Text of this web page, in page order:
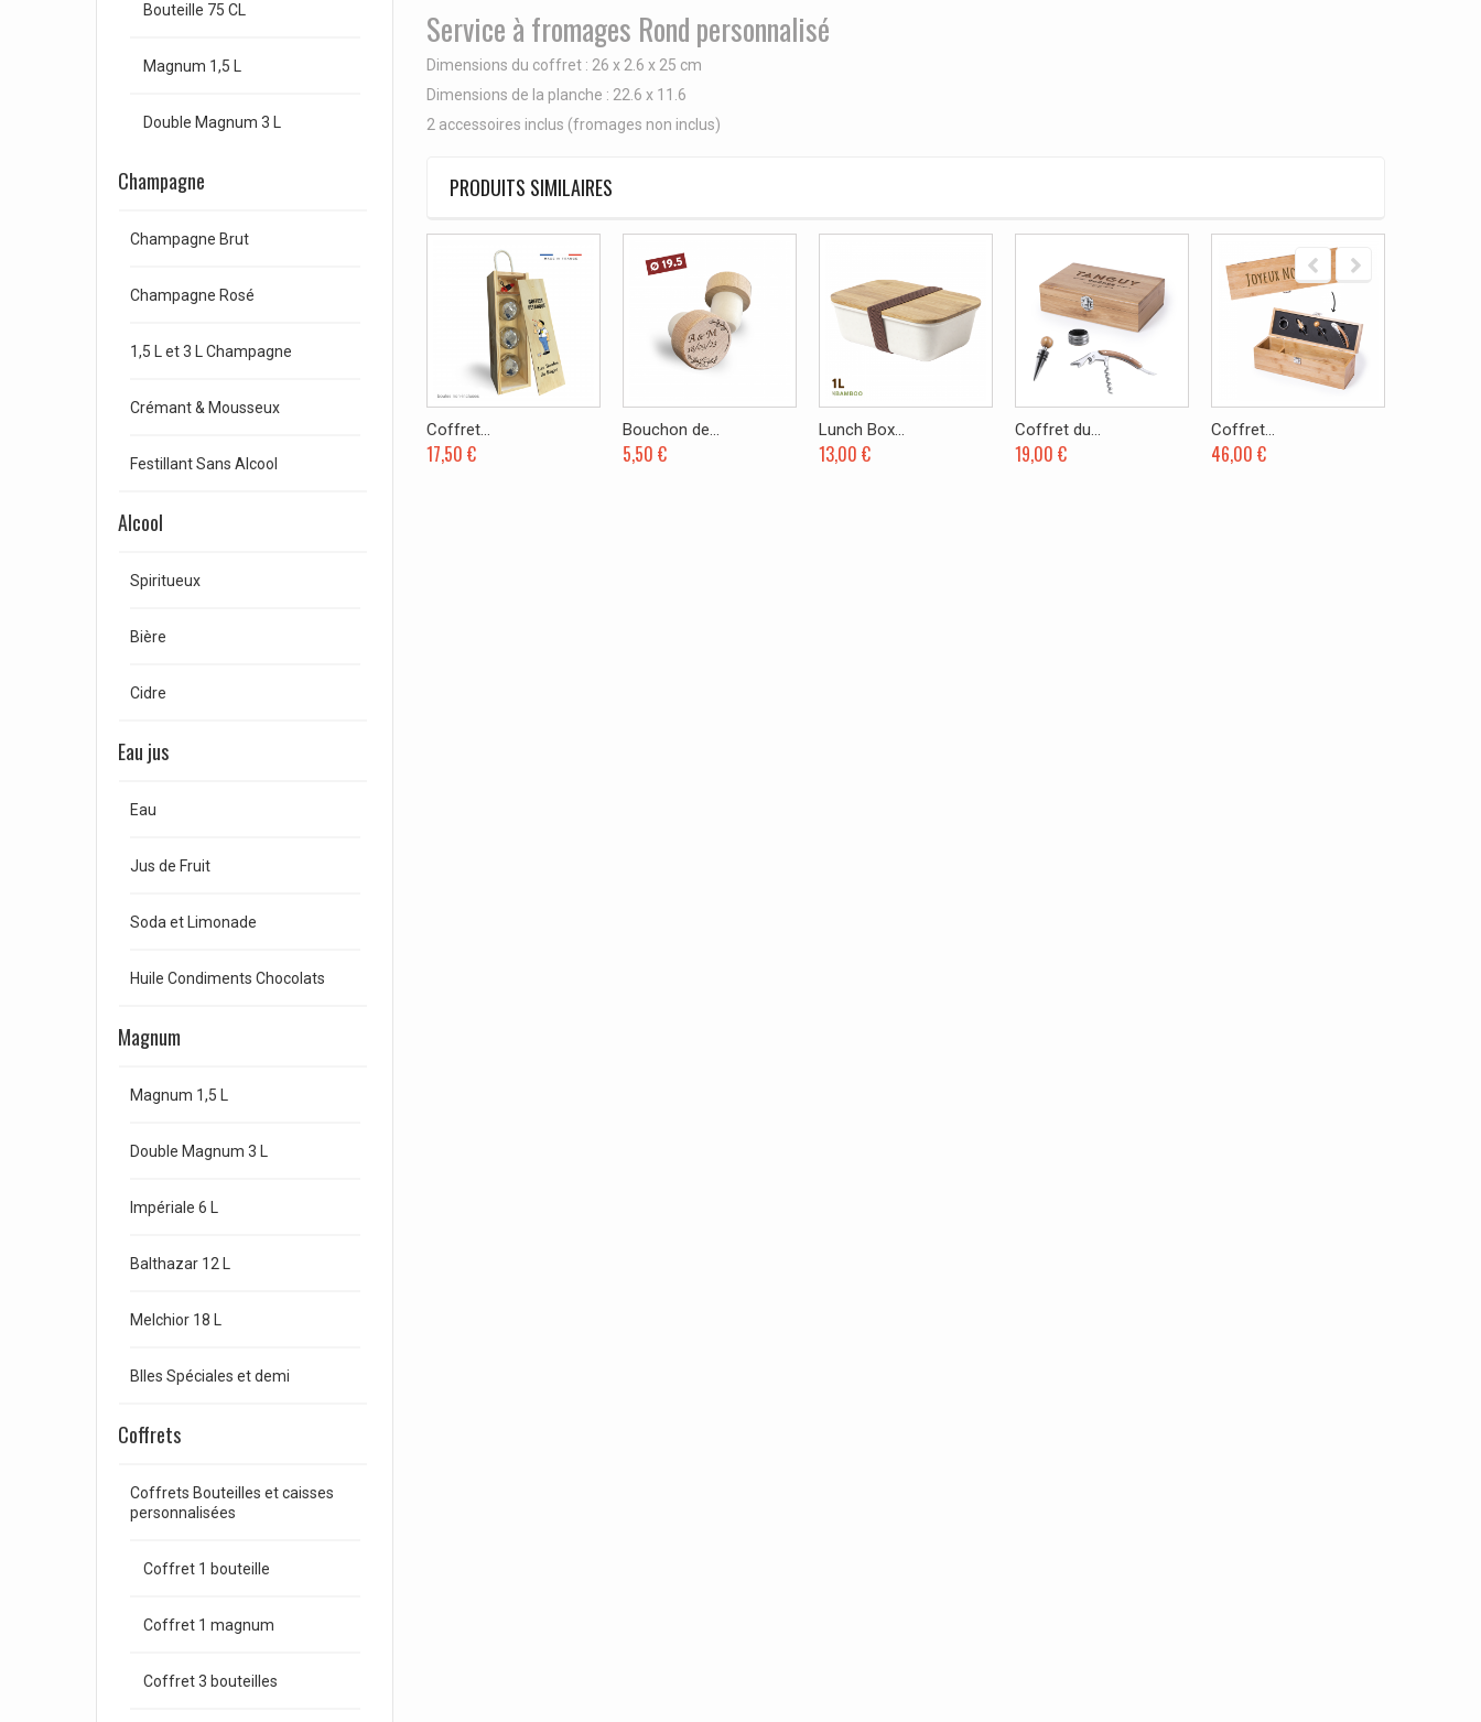
Bouteille 75 CL
Magnum 1,5 L
Double Magnum 3 L
Champagne
Champagne Brut
Champagne Rosé
1,5 L et 3 L Champagne
Crémant & Mousseux
Festillant Sans Alcool
Alcool
Spiritueux
Bière
Cidre
Eau jus
Eau
Jus de Fruit
Soda et Limonade
Huile Condiments Chocolats
Magnum
Magnum 1,5 L
Double Magnum 3 L
Impériale 6 L
Balthazar 12 L
Melchior 18 L
Blles Spéciales et demi
Coffrets
Coffrets Bouteilles et caisses
personnalisées
Coffret 1 bouteille
Coffret 1 magnum
Coffret 3 bouteilles
Service à fromages Rond personnalisé
Dimensions du coffret : 26 x 2.6 x 25 cm
Dimensions de la planche : 22.6 x 11.6
2 accessoires inclus (fromages non inclus)
PRODUITS SIMILAIRES
Coffret...
17,50 €
Bouchon de...
5,50 €
Lunch Box...
13,00 €
Coffret du...
19,00 €
Coffret...
46,00 €